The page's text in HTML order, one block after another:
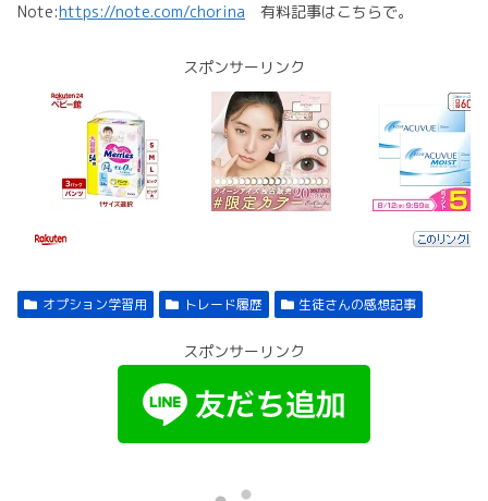
Note:https://note.com/chorina 有料記事はこちらで。
スポンサーリンク
オプション学習用 トレード履歴 生徒さんの感想記事
スポンサーリンク